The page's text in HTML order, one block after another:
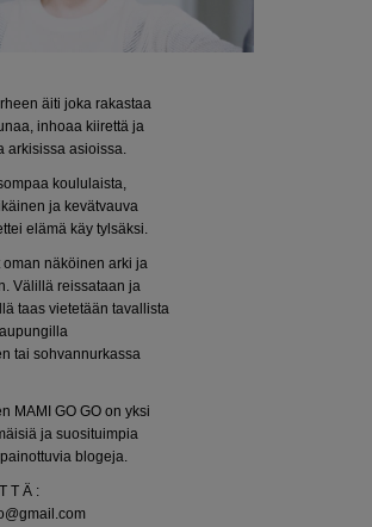
äiti joka rakastaa
inhoaa kiirettä ja
arkisissa asioissa.
koululaista,
ja kevätvauva
elämä käy tylsäksi.
oman näköinen arki ja
Välillä reissataan ja
taas vietetään tavallista
tai sohvannurkassa
MAMI GO GO on yksi
ja suosituimpia
blogeja.
T Ä :